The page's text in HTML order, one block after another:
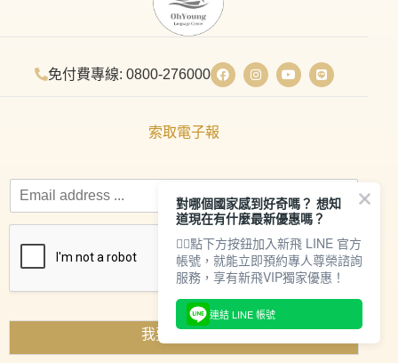
免付費專線: 0800-276000
索取電子報
我要索取資料
對哪個國家感到好奇嗎？ 想知
道現在有什麼最新優惠嗎？
👇🏻點下方按鈕加入新飛 LINE 官方
帳號，就能立即預約專人尊榮諮詢
服務，享有新飛VIP獨家優惠！
連結 LINE 帳號